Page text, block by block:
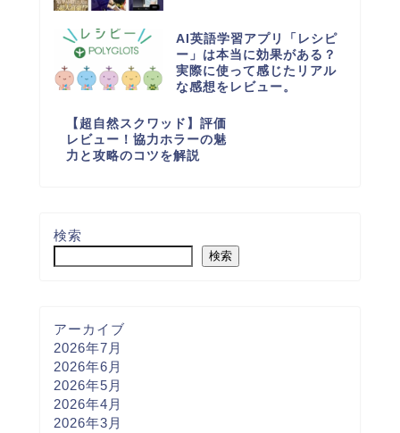
AI英語学習アプリ「レシピ
ー」は本当に効果がある？
実際に使って感じたリアル
な感想をレビュー。
【超自然スクワッド】評価
レビュー！協力ホラーの魅
力と攻略のコツを解説
検索
検索
アーカイブ
2026年7月
2026年6月
2026年5月
2026年4月
2026年3月